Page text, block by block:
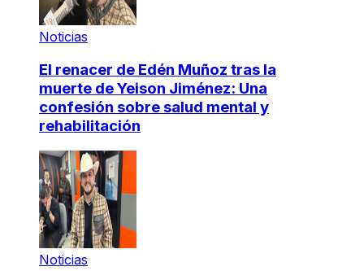
Noticias
El renacer de Edén Muñoz tras la
muerte de Yeison Jiménez: Una
confesión sobre salud mental y
rehabilitación
Noticias